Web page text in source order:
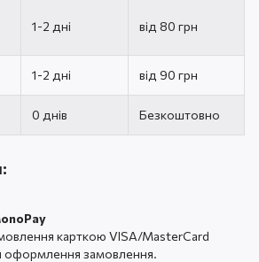
1-2 дні від 80 грн
1-2 дні від 90 грн
0 днів Безкоштовно
карткою VISA/MasterCard
оформлення замовлення.